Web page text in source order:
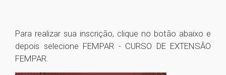
Para realizar sua inscrição, clique no botão abaixo e
depois selecione FEMPAR - CURSO DE EXTENSÂO
FEMPAR.